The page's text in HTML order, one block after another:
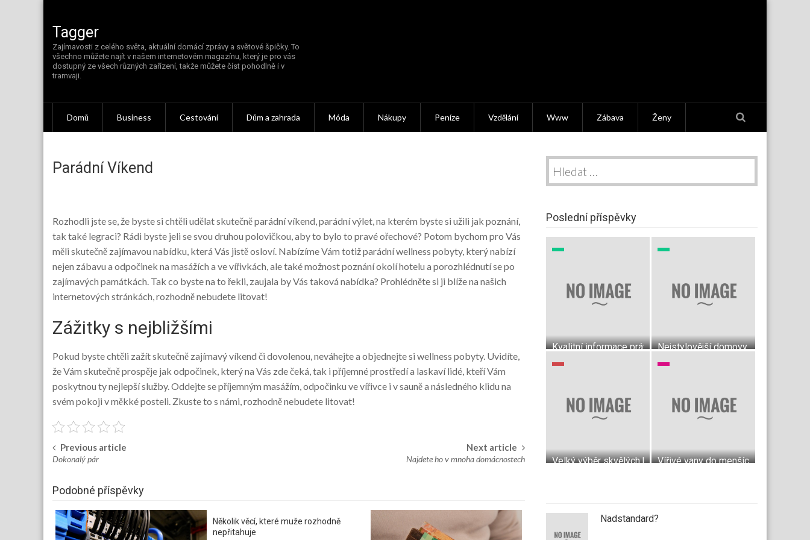
content
Tagger
Zajímavosti z celého světa, aktuální domácí zprávy a světové špičky. To
všechno můžete najít v našem internetovém magazínu, který je pro vás
dostupný ze všech různých zařízení, takže můžete číst pohodlně i v
tramvaji.
Domů Business Cestování Dům a zahrada Móda Nákupy Peníze Vzdělání Www Zábava Ženy
Parádní Víkend
Rozhodli jste se, že byste si chtěli udělat skutečně parádní víkend, parádní výlet, na kterém byste si užili jak poznání,
tak také legraci? Rádi byste jeli se svou druhou polovičkou, aby to bylo to pravé ořechové? Potom bychom pro Vás
měli skutečně zajímavou nabídku, která Vás jistě osloví. Nabízíme Vám totiž parádníwellness pobyty, který nabízí
nejen zábavu a odpočinek na masážích a ve vířivkách, ale také možnost poznání okolí hotelu a porozhlédnutí se po
zajímavých památkách. Tak co byste na to řekli, zaujala by Vás taková nabídka? Prohlédněte si ji blíže na našich
internetových stránkách, rozhodně nebudete litovat!
Zážitky s nejbližšími
Pokud byste chtěli zažít skutečně zajímavý víkend či dovolenou, neváhejte a objednejte si wellness pobyty. Uvidíte,
že Vám skutečně prospěje jak odpočinek, který na Vás zde čeká, tak i příjemné prostředí a laskaví lidé, kteří Vám
poskytnou ty nejlepší služby. Oddejte se příjemným masážím, odpočinku ve vířivce i v sauně a následného klidu na
svém pokoji v měkké posteli. Zkuste to s námi, rozhodně nebudete litovat!
Post
Previous article
Dokonalý pár
Next article
Najdete ho v mnoha domácnostech
Podobné příspěvky
Několik věcí, které muže rozhodně
nepřitahuje
Vyhledávání
Poslední příspěvky
Kvalitní informace právě pro vásNejstylovější domovy
Velký výběr skvělých krytin do bytuVířivé vany do menších interiérů
Nadstandard?